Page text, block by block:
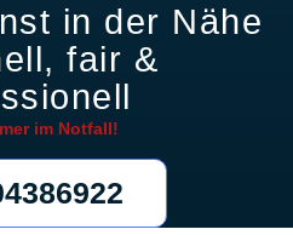
in der Nähe
fair &
im Notfall!